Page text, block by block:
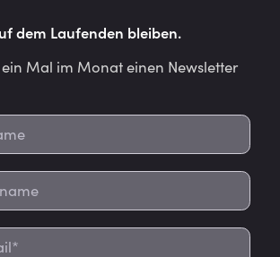
dem Laufenden bleiben.
Mal im Monat einen Newsletter